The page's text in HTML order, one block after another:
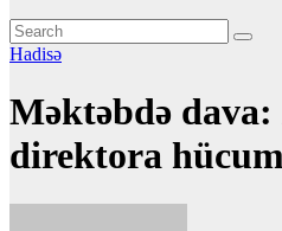
Hadisə
Məktəbdə
direktora